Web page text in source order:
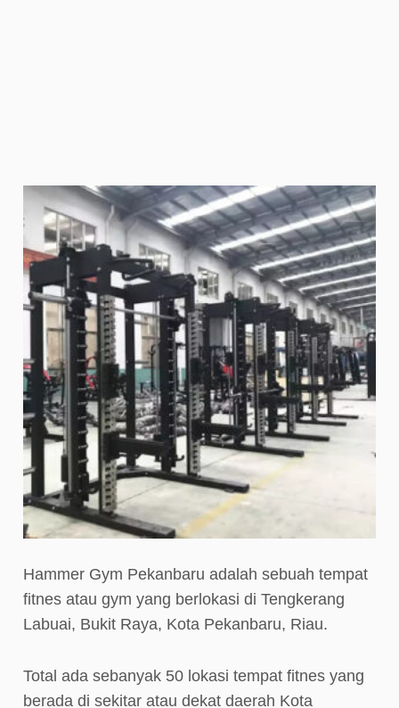
Hammer Gym Pekanbaru adalah sebuah tempat
fitnes atau gym yang berlokasi di Tengkerang
Labuai, Bukit Raya, Kota Pekanbaru, Riau.
Total ada sebanyak 50 lokasi tempat fitnes yang
berada di sekitar atau dekat daerah Kota